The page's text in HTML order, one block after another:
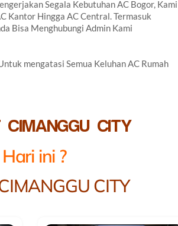
Segala Kebutuhan AC Bogor, Kami
Kantor Hingga AC Central. Termasuk
Bisa Menghubungi Admin Kami
mengatasi Semua Keluhan AC Rumah
CIMANGGU CITY
ini ?
CITY